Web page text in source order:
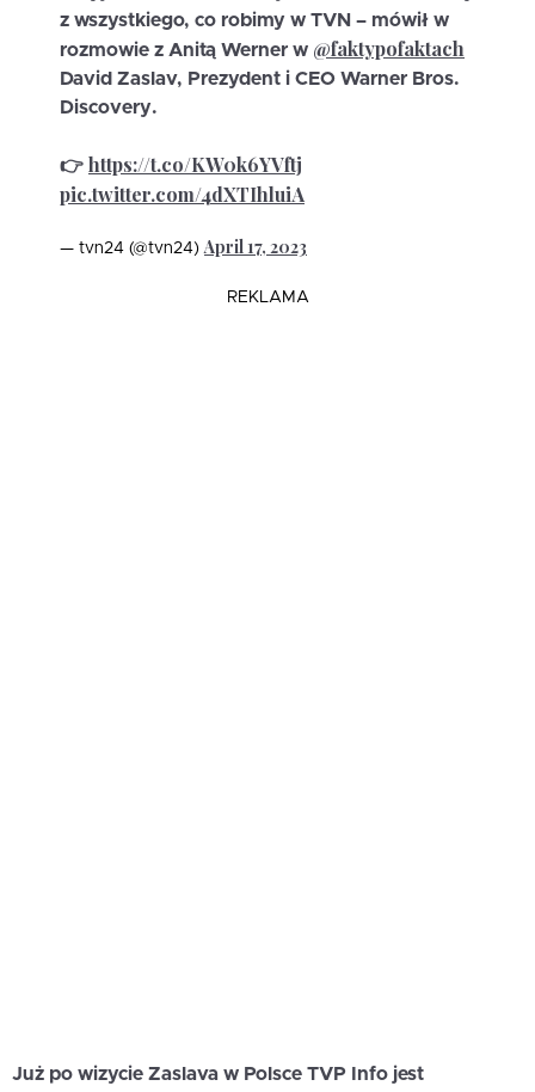
z wszystkiego, co robimy w TVN – mówił w
rozmowie z Anitą Werner w @faktypofaktach
David Zaslav, Prezydent i CEO Warner Bros.
Discovery.
👉 https://t.co/KW0k6YVftj
pic.twitter.com/4dXTIhluiA
— tvn24 (@tvn24)April 17, 2023
REKLAMA
Już po wizycie Zaslava w Polsce TVP Info jest